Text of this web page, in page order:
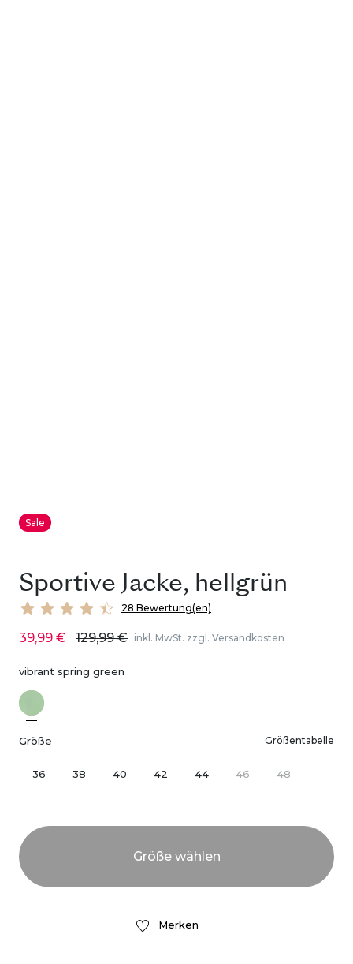
Sale
Sportive Jacke, hellgrün
28 Bewertung(en)
39,99 € 129,99 € inkl. MwSt. zzgl. Versandkosten
vibrant spring green
Größe Größentabelle
36 38 40 42 44 46 48
Merken